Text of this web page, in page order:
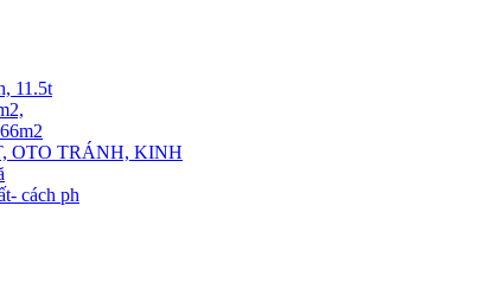
11.5t
OTO TRÁNH, KINH
cách ph